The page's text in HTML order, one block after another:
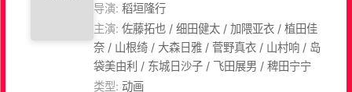
导演: 稻垣隆行
主演: 佐藤拓也 / 细田健太 / 加隈亚衣 / 植田佳
奈 / 山根绮 / 大森日雅 / 菅野真衣 / 山村响 / 岛
袋美由利 / 东城日沙子 / 飞田展男 / 稗田宁宁
类型: 动画